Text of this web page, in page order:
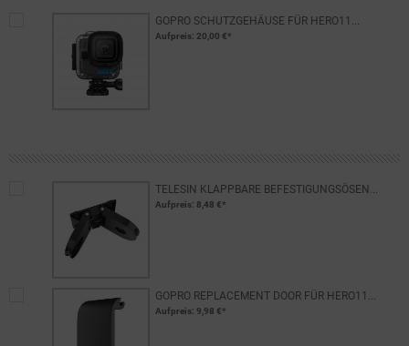
GOPRO SCHUTZGEHÄUSE FÜR HERO11...
Aufpreis: 20,00 €*
TELESIN KLAPPBARE BEFESTIGUNGSÖSEN...
Aufpreis: 8,48 €*
GOPRO REPLACEMENT DOOR FÜR HERO11...
Aufpreis: 9,98 €*